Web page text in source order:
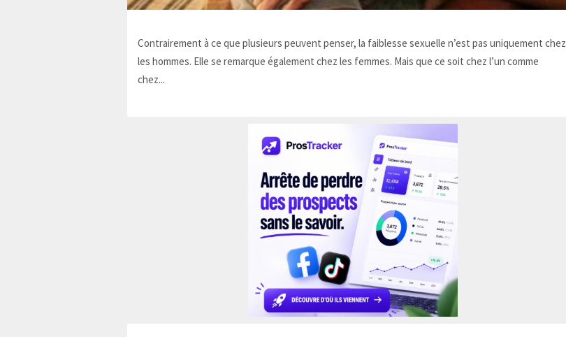
Contrairement à ce que plusieurs peuvent penser, la faiblesse sexuelle n’est pas uniquement chez
les hommes. Elle se remarque également chez les femmes. Mais que ce soit chez l’un comme
chez...